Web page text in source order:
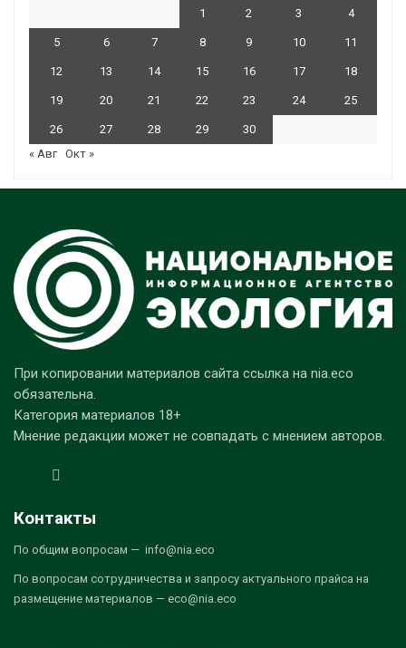
1 2 3 4
5 6 7 8 9 10 11
12 13 14 15 16 17 18
19 20 21 22 23 24 25
26 27 28 29
30
« Авг Окт »
При копировании материалов сайта ссылка на nia.eco
обязательна.
Категория материалов 18+
Мнение редакции может не совпадать с мнением авторов.
Контакты
По общим вопросам — info@nia.eco
По вопросам сотрудничества и запросу актуального прайса на
размещение материалов — eco@nia.eco